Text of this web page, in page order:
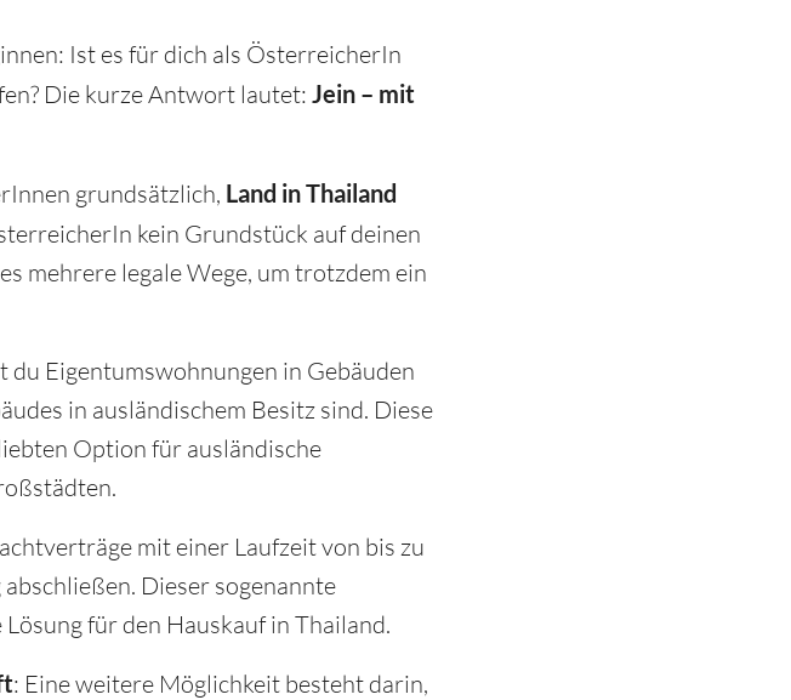
Ist es für dich als ÖsterreicherIn
Die kurze Antwort lautet: Jein – mit
grundsätzlich, Land in Thailand
kein Grundstück auf deinen
mehrere legale Wege, um trotzdem ein
du Eigentumswohnungen in Gebäuden
in ausländischem Besitz sind. Diese
Option für ausländische
mit einer Laufzeit von bis zu
Dieser sogenannte
für den Hauskauf in Thailand.
: Eine weitere Möglichkeit besteht darin,